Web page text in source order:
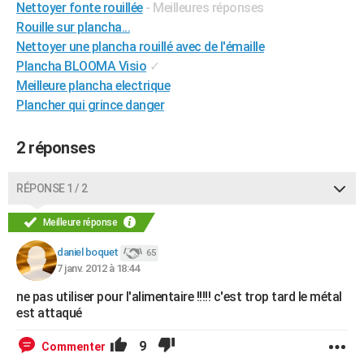
Destinations
City break
Voyage nature
Voyage de noces
Forum
Climat
+PHOTO
GUIDES D'ACHAT
BONS PLANS
Carte de Noël
Carte Bonne année
Carte Saint-Valentin
Carte Pâques
Carte d'anniversaire
DICTIONNAIRE
Dictionnaire
Biographies
Citations
Expressions
Proverbes
PROGRAMME TV
COPAINS D'AVANT
S'inscrire
Se connecter
Lycées
Collèges
Primaires
Universités
Entreprises
Service militaire
Avis de recherche
AVIS DE DÉCÈS
FORUM
Bricolage
Lifestyle
Culture
Sport
Auto
Television
Voyage
Cinema
Nettoyer fonte rouillée - Meilleures réponses
Rouille sur plancha...
Nettoyer une plancha rouillé avec de l'émaille
Plancha BLOOMA Visio ✓
Meilleure plancha electrique
Plancher qui grince danger
2 réponses
RÉPONSE 1 / 2
Meilleure réponse
daniel boquet 65
7 janv. 2012 à 18:44
ne pas utiliser pour l'alimentaire !!!!! c'est trop tard le métal
est attaqué
Commenter 9